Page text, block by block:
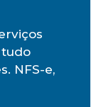
tudo
NFS-e,